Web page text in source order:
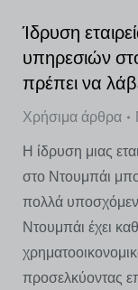
Ίδρυση
υπηρεσιών
πρέπει να
Χρήσιμα άρθρα
Η ίδρυση μιας
στο Ντουμπάι
πολλά
Ντουμπάι έχει
προσελκύοντας